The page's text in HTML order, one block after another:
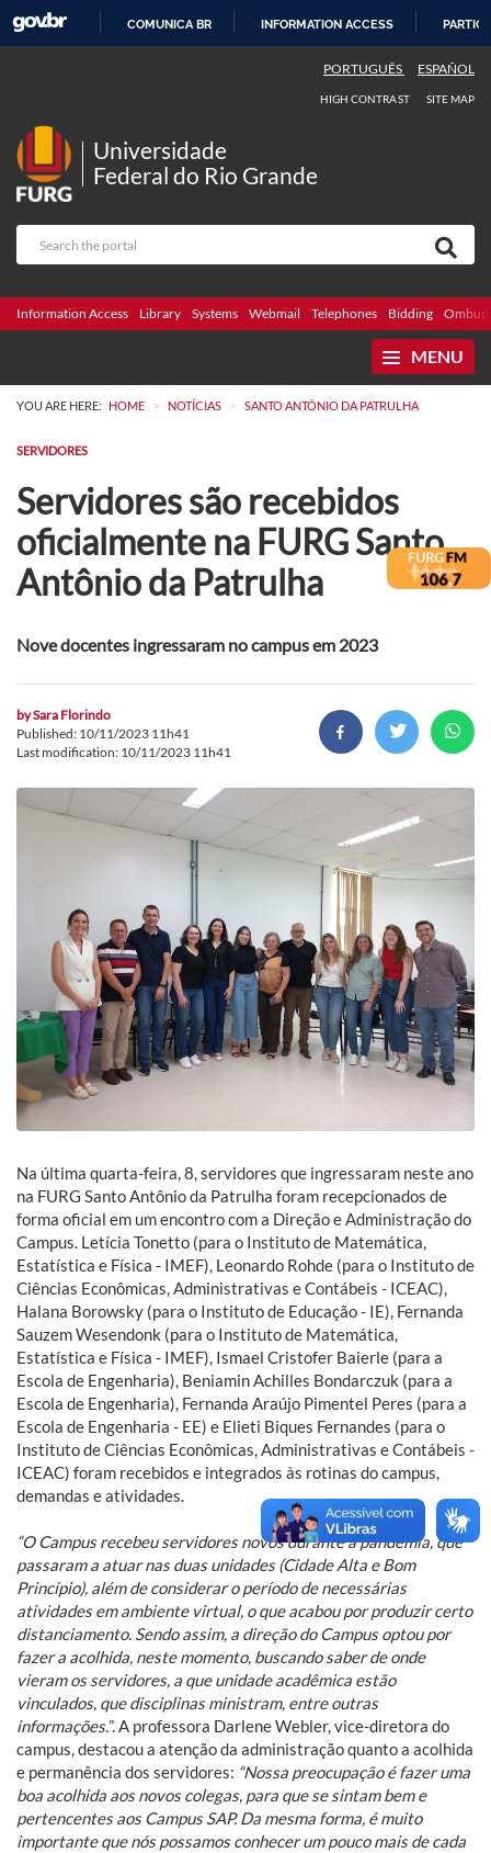
COMUNICA BR INFORMATION ACCESS
PORTUGUÊS ESPAÑOL
HIGH CONTRAST SITE MAP
Universidade
Federal do Rio Grande
Information Access Library Systems Webmail Telephones Bidding
MENU
YOU ARE HERE: HOME > NOTÍCIAS > SANTO ANTÔNIO DA PATRULHA
SERVIDORES
Servidores são recebidos
oficialmente na FURG Santo
Antônio da Patrulha
Nove docentes ingressaram no campus em 2023
bySara Florindo
Published: 10/11/2023 11h41
Last modification: 10/11/2023 11h41
Na última quarta-feira, 8, servidores que ingressaram neste ano
na FURG Santo Antônio da Patrulha foram recepcionados de
forma oficial em um encontro com a Direção e Administração do
Campus. Letícia Tonetto (para o Instituto de Matemática,
Estatística e Física - IMEF), Leonardo Rohde (para o Instituto de
Ciências Econômicas, Administrativas e Contábeis - ICEAC),
Halana Borowsky (para o Instituto de Educação - IE), Fernanda
Sauzem Wesendonk (para o Instituto de Matemática,
Estatística e Física - IMEF), Ismael Cristofer Baierle (para a
Escola de Engenharia), Beniamin Achilles Bondarczuk (para a
Escola de Engenharia), Fernanda Araújo Pimentel Peres (para a
Escola de Engenharia - EE) e Elieti Biques Fernandes (para o
Instituto de Ciências Econômicas, Administrativas e Contábeis -
ICEAC) foram recebidos e integrados às rotinas do campus,
demandas e atividades.
“O Campus recebeu servidores novos durante a pandemia, que
passaram a atuar nas duas unidades (Cidade Alta e Bom
Princípio), além de considerar o período de necessárias
atividades em ambiente virtual, o que acabou por produzir certo
distanciamento. Sendo assim, a direção do Campus optou por
fazer a acolhida, neste momento, buscando saber de onde
vieram os servidores, a que unidade acadêmica estão
vinculados, que disciplinas ministram, entre outras
informações.”. A professora Darlene Webler, vice-diretora do
campus, destacou a atenção da administração quanto a acolhida
e permanência dos servidores: “Nossa preocupação é fazer uma
boa acolhida aos novos colegas, para que se sintam bem e
pertencentes aos Campus SAP. Da mesma forma, é muito
importante que nós possamos conhecer um pouco mais de cada